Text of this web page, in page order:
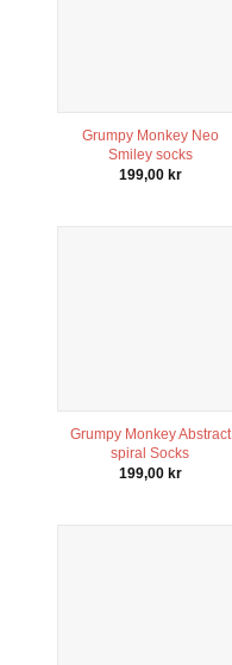
Grumpy Monkey Neo
Smiley socks
199,00 kr
Grumpy Monkey Abstract
spiral Socks
199,00 kr